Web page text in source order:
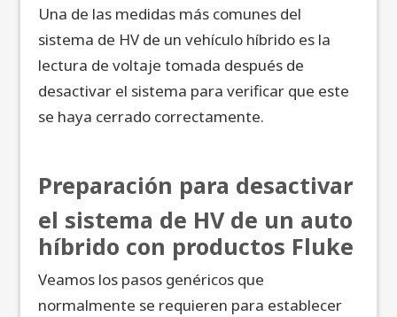
Una de las medidas más comunes del
sistema de HV de un vehículo híbrido es la
lectura de voltaje tomada después de
desactivar el sistema para verificar que este
se haya cerrado correctamente.
Preparación para desactivar
el sistema de HV de un auto
híbrido con productos Fluke
Veamos los pasos genéricos que
normalmente se requieren para establecer